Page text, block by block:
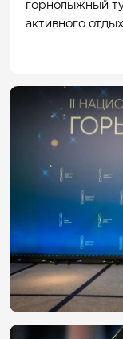
горнолыжный
активного